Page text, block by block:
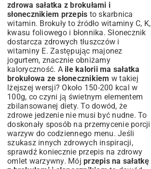
zdrowa sałatka z brokułami i
słonecznikiem przepis to skarbnica
witamin. Brokuły to źródło witaminy C, K,
kwasu foliowego i błonnika. Słonecznik
dostarcza zdrowych tłuszczów i
witaminy E. Zastępując majonez
jogurtem, znacznie obniżamy
kaloryczność. A ile kalorii ma sałatka
brokułowa ze słonecznikiem w takiej
lżejszej wersji? Około 150-200 kcal w
100g, co czyni ją świetnym elementem
zbilansowanej diety. To dowód, że
zdrowe jedzenie nie musi być nudne. To
doskonały sposób na przemycenie porcji
warzyw do codziennego menu. Jeśli
szukasz innych zdrowych inspiracji,
sprawdź koniecznie przepis na zdrowy
omlet warzywny. Mój przepis na sałatkę